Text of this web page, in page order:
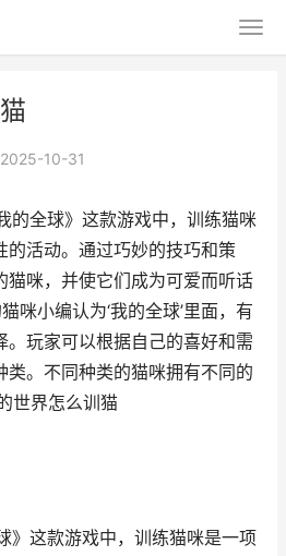
10-31
的全球》这款游戏中，训练猫咪
的活动。通过巧妙的技巧和策
猫咪，并使它们成为可爱而听话
咪小编认为‘我的全球’里面，有
。玩家可以根据自己的喜好和需
类。不同种类的猫咪拥有不同的
世界怎么训猫
》这款游戏中，训练猫咪是一项